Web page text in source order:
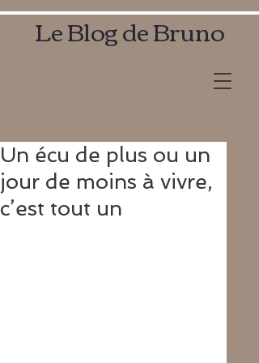
Le Blog de Bruno
Un écu de plus ou un
jour de moins à vivre,
c’est tout un